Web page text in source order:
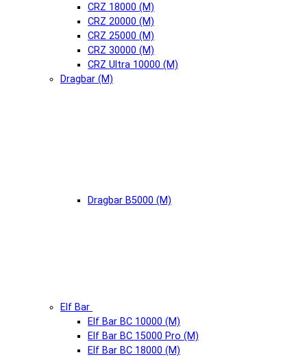
CRZ 18000 (М)
CRZ 20000 (М)
CRZ 25000 (М)
CRZ 30000 (М)
CRZ Ultra 10000 (М)
Dragbar (М)
Dragbar B5000 (М)
Elf Bar
Elf Bar BC 10000 (М)
Elf Bar BC 15000 Pro (М)
Elf Bar BC 18000 (М)